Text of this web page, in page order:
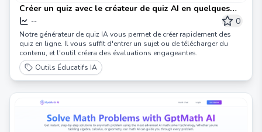
Créer un quiz avec le créateur de quiz AI en quelques
minutes
-- 0
Notre générateur de quiz IA vous permet de créer rapidement des
quiz en ligne. Il vous suffit d'entrer un sujet ou de télécharger du
contenu, et l'outil créera des évaluations engageantes.
Outils Éducatifs IA